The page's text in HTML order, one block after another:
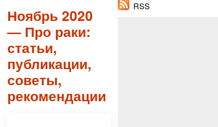
Ноябрь 2020
— Про раки:
статьи,
публикации,
советы,
рекомендации
RSS